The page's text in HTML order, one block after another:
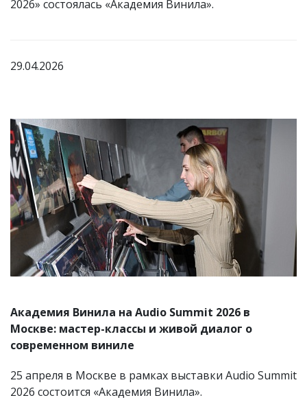
2026» состоялась «Академия Винила».
29.04.2026
Академия Винила на Audio Summit 2026 в
Москве: мастер-классы и живой диалог о
современном виниле
25 апреля в Москве в рамках выставки Audio Summit
2026 состоится «Академия Винила».